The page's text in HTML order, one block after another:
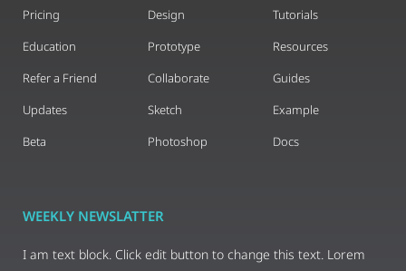
Pricing
Education
Refer a Friend
Updates
Beta
Design
Prototype
Collaborate
Sketch
Photoshop
Tutorials
Resources
Guides
Example
Docs
WEEKLY NEWSLATTER
I am text block. Click edit button to change this text. Lorem